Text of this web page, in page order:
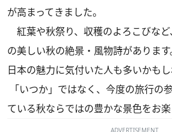
が高まってきました。
紅葉や秋祭り、収穫のよろこびな
の美しい秋の絶景・風物詩がありま
日本の魅力に気付いた人も多いかもし
「いつか」ではなく、今度の旅行の
ている秋ならではの豊かな景色をお楽
ADVERTISEMENT